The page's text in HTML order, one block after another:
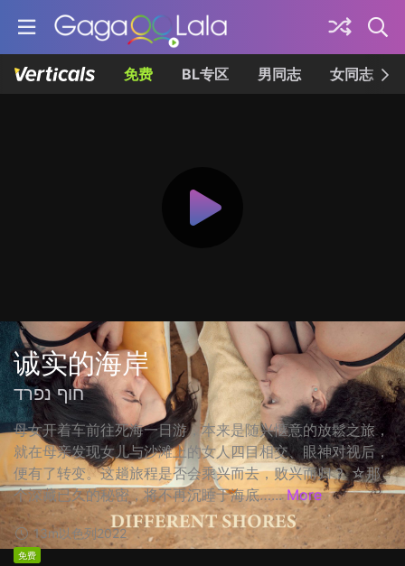
免费 BL专区 男同志 女同志
诚实的海岸
חוף נפרד
母女开着车前往死海一日游，本来是随兴惬意的放鬆之旅，
就在母亲发现女儿与沙滩上的女人四目相交、眼神对视后，
便有了转变。这趟旅程是否会乘兴而去，败兴而归？ ☆那
个深藏已久的秘密，将不再沉睡于海底…... More
13m以色列2022
免费